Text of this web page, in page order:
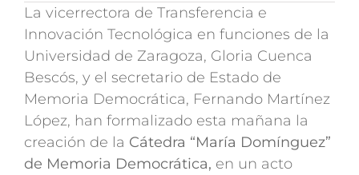
La vicerrectora de Transferencia e
Innovación Tecnológica en funciones de la
Universidad de Zaragoza, Gloria Cuenca
Bescós, y el secretario de Estado de
Memoria Democrática, Fernando Martínez
López, han formalizado esta mañana la
creación de la Cátedra “María Domínguez”
de Memoria Democrática, en un acto